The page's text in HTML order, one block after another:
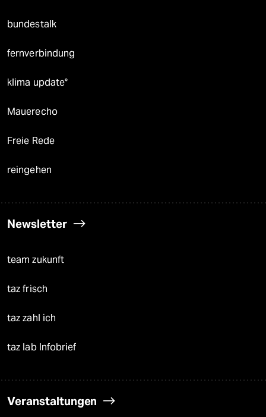
bundestalk
fernverbindung
klima update°
Mauerecho
Freie Rede
reingehen
Newsletter
team zukunft
taz frisch
taz zahl ich
taz lab Infobrief
Veranstaltungen